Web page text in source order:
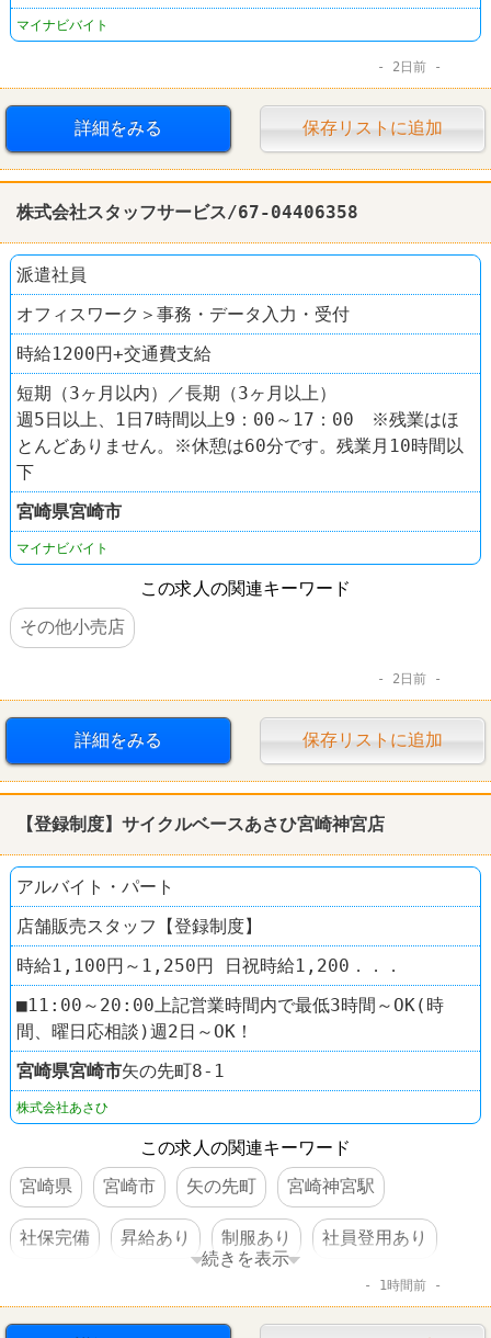
マイナビバイト
2日前
詳細をみる 保存リストに追加
株式会社スタッフサービス/67-04406358
派遣社員
オフィスワーク＞事務・データ入力・受付
時給1200円+交通費支給
短期（3ヶ月以内）／長期（3ヶ月以上）
週5日以上、1日7時間以上9：00～17：00 ※残業はほ
とんどありません。※休憩は60分です。残業月10時間以
下
宮崎県宮崎市
マイナビバイト
この求人の関連キーワード
その他小売店
2日前
詳細をみる 保存リストに追加
【登録制度】サイクルベースあさひ宮崎神宮店
アルバイト・パート
店舗販売スタッフ【登録制度】
時給1,100円～1,250円 日祝時給1,200．．．
■11:00～20:00上記営業時間内で最低3時間～OK(時
間、曜日応相談)週2日～OK！
宮崎県宮崎市矢の先町8-1
株式会社あさひ
この求人の関連キーワード
宮崎県
宮崎市 矢の先町 宮崎神宮駅
社保完備 昇給あり 制服あり 社員登用あり
自転車屋
続きを表示
1時間前